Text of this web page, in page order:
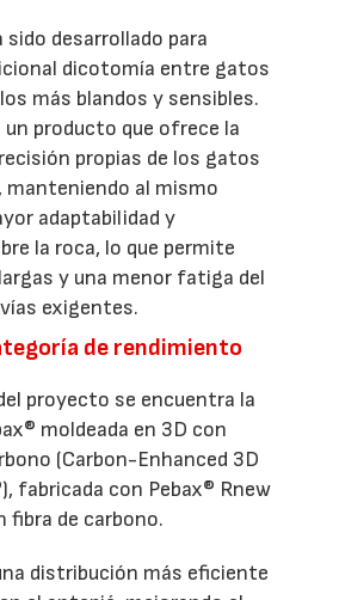
sido desarrollado para
dicotomía entre gatos
más blandos y sensibles.
un producto que ofrece la
propias de los gatos
al mismo
adaptabilidad y
la roca, lo que permite
y una menor fatiga del
exigentes.
de rendimiento
proyecto se encuentra la
moldeada en 3D con
(Carbon-Enhanced 3D
fabricada con Pebax® Rnew
fibra de carbono.
distribución más eficiente